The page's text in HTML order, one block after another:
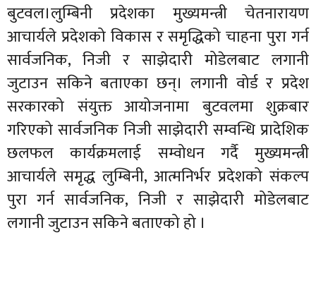
बुटवल।लुम्बिनी प्रदेशका मुख्यमन्त्री चेतनारायण
आचार्यले प्रदेशको विकास र समृद्धिको चाहना पुरा गर्न
सार्वजनिक, निजी र साझेदारी मोडेलबाट लगानी
जुटाउन सकिने बताएका छन्। लगानी वोर्ड र प्रदेश
सरकारको संयुक्त आयोजनामा बुटवलमा शुक्रबार
गरिएको सार्वजनिक निजी साझेदारी सम्वन्धि प्रादेशिक
छलफल कार्यक्रमलाई सम्वोधन गर्दै मुख्यमन्त्री
आचार्यले समृद्ध लुम्बिनी, आत्मनिर्भर प्रदेशको संकल्प
पुरा गर्न सार्वजनिक, निजी र साझेदारी मोडेलबाट
लगानी जुटाउन सकिने बताएको हो ।